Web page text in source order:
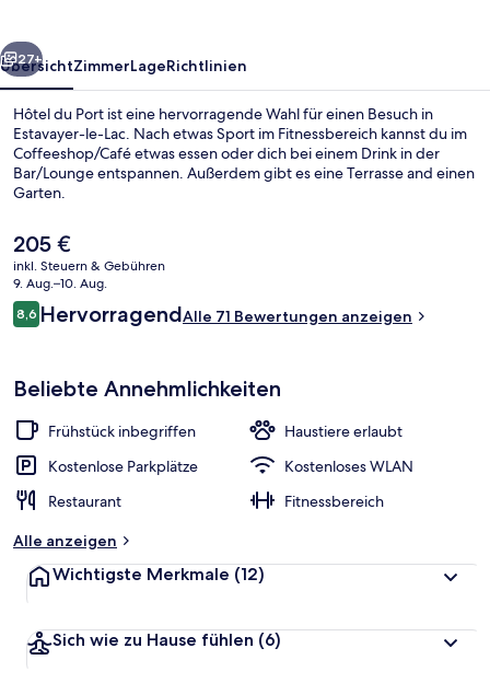
Weiter
27+
ÜbersichtZimmerLageRichtlinien
Hôtel du Port ist eine hervorragende Wahl für einen Besuch in
Estavayer-le-Lac. Nach etwas Sport im Fitnessbereich kannst du im
Coffeeshop/Café etwas essen oder dich bei einem Drink in der
Bar/Lounge entspannen. Außerdem gibt es eine Terrasse and einen
Garten.
Der
aktuelle
Preis
beträgt
205 €.
205 €
inkl. Steuern & Gebühren
9. Aug.–10. Aug.
Bewertungen
8,68,6 von 10.
HervorragendAlle 71 Bewertungen anzeigen
Beliebte Annehmlichkeiten
Frühstück inbegriffen
Haustiere erlaubt
Kostenlose Parkplätze
Kostenloses WLAN
Restaurant
Fitnessbereich
Alle anzeigen
Wichtigste Merkmale (12)
Sich wie zu Hause fühlen (6)